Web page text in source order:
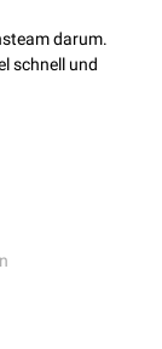
darum.
schnell und